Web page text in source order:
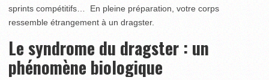
sprints compétitifs… En pleine préparation, votre corps
ressemble étrangement à un dragster.
Le syndrome du dragster : un
phénomène biologique